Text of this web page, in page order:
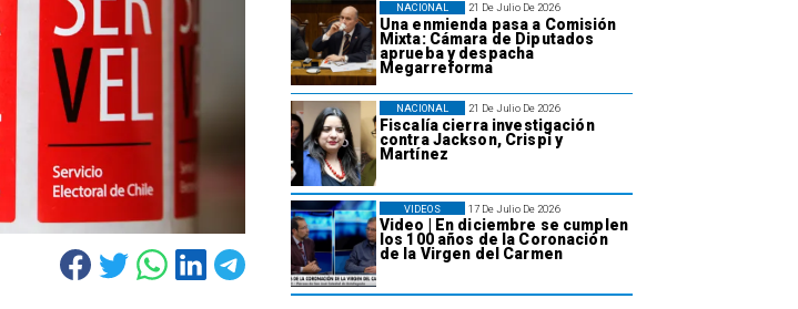
21 De Julio De 2026
Una enmienda pasa a Comisión
Mixta: Cámara de Diputados
aprueba y despacha
Megarreforma
NACIONAL
21 De Julio De 2026
Fiscalía cierra investigación
contra Jackson, Crispi y
Martínez
NACIONAL
17 De Julio De 2026
Video | En diciembre se cumplen
los 100 años de la Coronación
de la Virgen del Carmen
VIDEOS